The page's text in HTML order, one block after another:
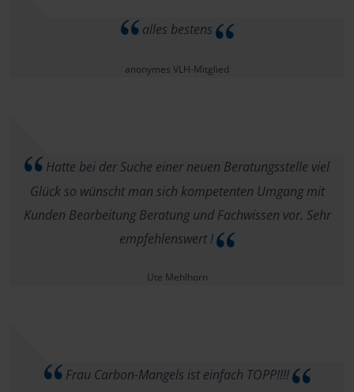
alles bestens
anonymes VLH-Mitglied
Hatte bei der Suche einer neuen Beratungsstelle viel
Glück so wünscht man sich kompetenten Umgang mit
Kunden Bearbeitung Beratung und Fachwissen vor. Sehr
empfehlenswert !
Ute Mehlhorn
Frau Carbon-Mangels ist einfach TOPP!!!!